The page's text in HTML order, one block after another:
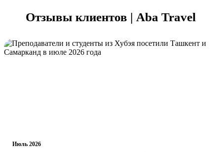
Отзывы клиентов | Aba Travel
Июль 2026